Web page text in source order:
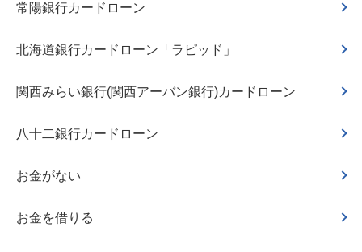
常陽銀行カードローン
北海道銀行カードローン「ラピッド」
関西みらい銀行(関西アーバン銀行)カードローン
八十二銀行カードローン
お金がない
お金を借りる